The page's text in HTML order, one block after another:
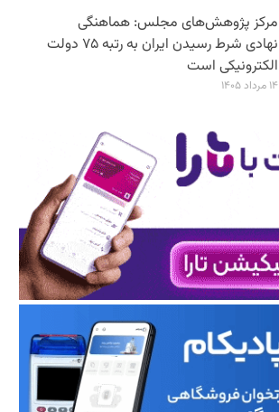
مرکز پژوهش‌های مجلس: هماهنگی
نهادی شرط رسیدن ایران به رتبه ۷۵ دولت
الکترونیکی است
۱۴ مرداد ۱۴۰۵